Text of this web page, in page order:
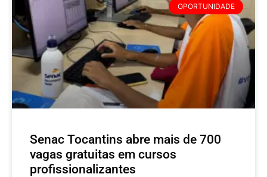
OPORTUNIDADE
Senac Tocantins abre mais de 700
vagas gratuitas em cursos
profissionalizantes